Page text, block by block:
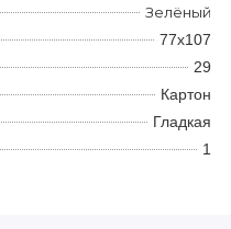
Зелёный
77x107
29
Картон
Гладкая
1